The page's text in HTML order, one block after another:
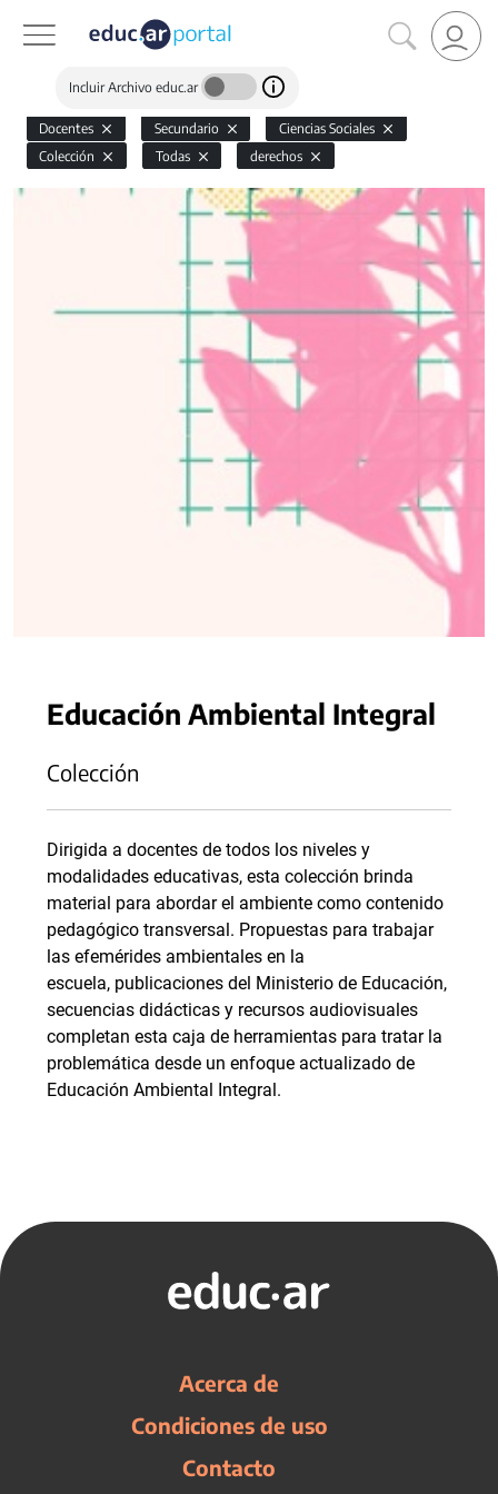
Incluir Archivo educ.ar
Docentes Secundario
Ciencias Sociales
Colección
Todas derechos
Educación Ambiental Integral
Colección
Dirigida a docentes de todos los niveles y
modalidades educativas, esta colección brinda
material para abordar el ambiente como contenido
pedagógico transversal. Propuestas para trabajar
las efemérides ambientales en la
escuela, publicaciones del Ministerio de Educación,
secuencias didácticas y recursos audiovisuales
completan esta caja de herramientas para tratar la
problemática desde un enfoque actualizado de
Educación Ambiental Integral.
Acerca de
Condiciones de uso
Contacto